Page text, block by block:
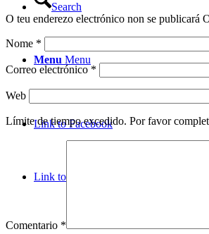
Search
Menu Menu
Link to Facebook
Link to Mail
O teu enderezo electrónico non se publicará
Nome *
Correo electrónico *
Web
Límite de tiempo excedido. Por favor
Comentario *